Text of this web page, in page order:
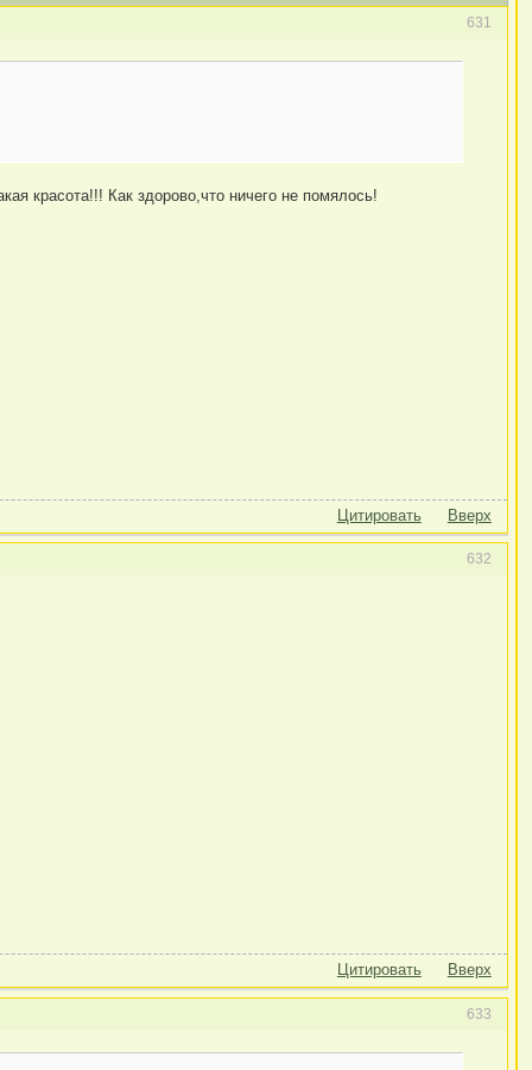
631
красота!!! Как здорово,что ничего не помялось!
Цитировать Вверх
632
Цитировать Вверх
633